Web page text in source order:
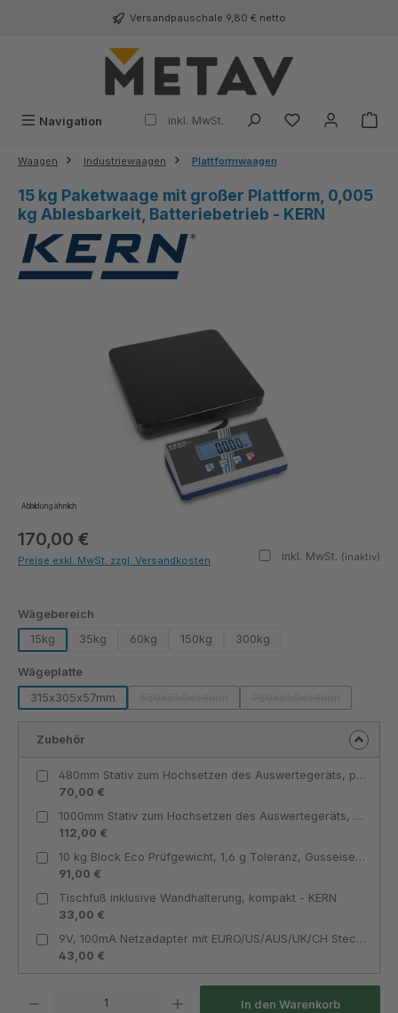
Versandpauschale 9,80 € netto
Navigation inkl. MwSt.
Waagen Industriewaagen Plattformwaagen
15 kg Paketwaage mit großer Plattform, 0,005
kg Ablesbarkeit, Batteriebetrieb - KERN
Abbildung ähnlich
170,00 €
inkl. MwSt. (inaktiv)
Preise exkl. MwSt. zzgl. Versandkosten
Wägebereich
15kg
35kg 60kg 150kg 300kg
Wägeplatteauswählen
315x305x57mm
Zubehör
480mm Stativ zum Hochsetzen des Auswertegeräts, passend für Wägeplatten 315x305x57mm - KERN
70,00 €
1000mm Stativ zum Hochsetzen des Auswertegeräts, nachrüstbar - KERN
112,00 €
10 kg Block Eco Prüfgewicht, 1,6 g Toleranz, Gusseisen lackiert, Klasse M2 - KERN Gewichtswert: 10kg
91,00 €
Tischfuß inklusive Wandhalterung, kompakt - KERN
33,00 €
9V, 100mA Netzadapter mit EURO/US/AUS/UK/CH Steckern, 100 V - 240 V - KERN
43,00 €
In den Warenkorb